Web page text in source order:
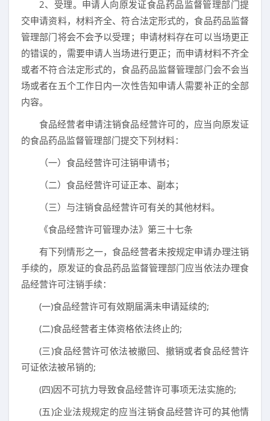
2、受理。申请人向原发证食品药品监督管理部门提
交申请资料，材料齐全、符合法定形式的，食品药品监督
管理部门将会不会予以受理；申请材料存在可以当场更正
的错误的，需要申请人当场进行更正；而申请材料不齐全
或者不符合法定形式的，食品药品监督管理部门会不会当
场或者在五个工作日内一次性告知申请人需要补正的全部
内容。
食品经营者申请注销食品经营许可的，应当向原发证
的食品药品监督管理部门提交下列材料：
（一）食品经营许可注销申请书；
（二）食品经营许可证正本、副本；
（三）与注销食品经营许可有关的其他材料。
《食品经营许可管理办法》第三十七条
有下列情形之一，食品经营者未按规定申请办理注销
手续的，原发证的食品药品监督管理部门应当依法办理食
品经营许可注销手续：
(一)食品经营许可有效期届满未申请延续的;
(二)食品经营者主体资格依法终止的;
(三)食品经营许可依法被撤回、撤销或者食品经营许
可证依法被吊销的;
(四)因不可抗力导致食品经营许可事项无法实施的;
(五)企业法规规定的应当注销食品经营许可的其他情